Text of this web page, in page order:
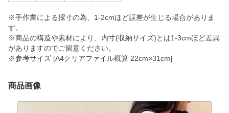
※手作業による採寸の為、1-2cmほど誤差が生じる場合がありま
す。
※商品の構造や素材により、内寸(収納サイズ)とは1-3cmほど差異
がありますのでご留意ください。
※参考サイズ [A4クリアファイル概算 22cm×31cm]
商品画像